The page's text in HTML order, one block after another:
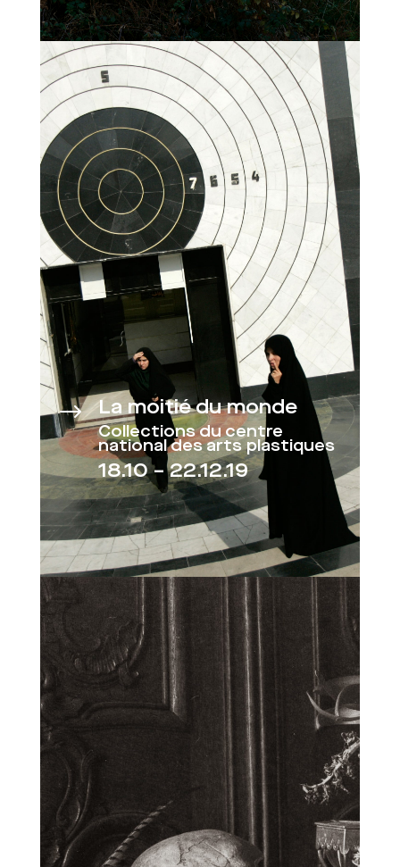
$ La moitié du monde
Collections du centre
national des arts plastiques
18.10 – 22.12.19